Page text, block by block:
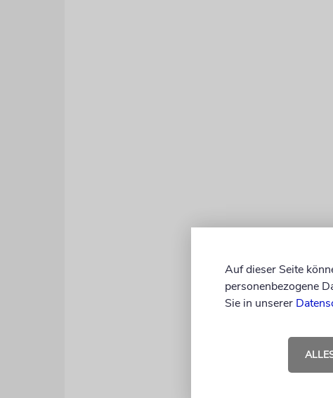
Doch Eran
und drehte
Auf dieser Seite
personenbezogene
Sie in unserer